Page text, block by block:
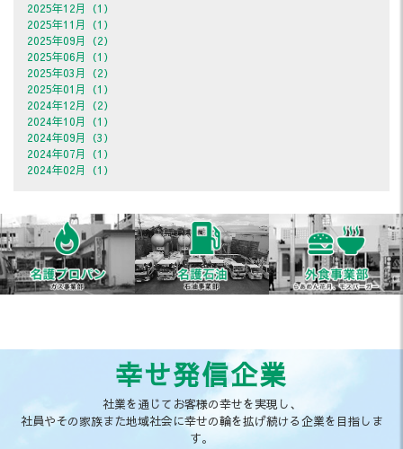
2025年12月（1）
2025年11月（1）
2025年09月（2）
2025年06月（1）
2025年03月（2）
2025年01月（1）
2024年12月（2）
2024年10月（1）
2024年09月（3）
2024年07月（1）
2024年02月（1）
幸せ発信企業
社業を通じてお客様の幸せを実現し、
社員やその家族また地域社会に幸せの輪を拡げ続ける企業を目指しま
す。